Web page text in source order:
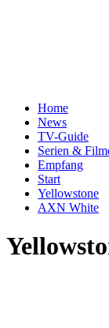
Home
News
TV-Guide
Serien &
Empfang
Start
Yellowstone
AXN White